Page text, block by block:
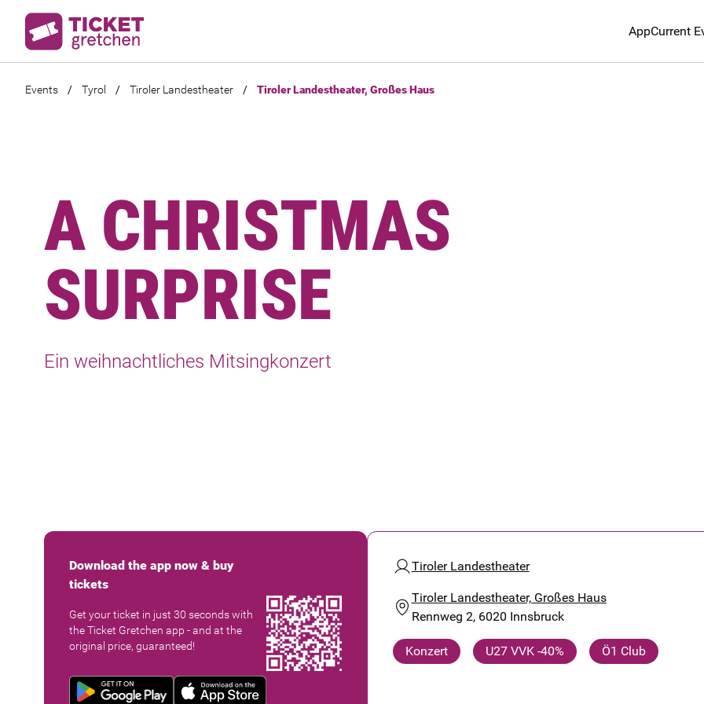
AppCurrent
Events / Tyrol / Tiroler Landestheater / Tiroler Landestheater, Großes Haus
A CHRISTMAS
SURPRISE
Ein weihnachtliches Mitsingkonzert
Download the app now & buy
tickets
Get your ticket in just 30 seconds with
the Ticket Gretchen app - and at the
original price, guaranteed!
Tiroler Landestheater
Tiroler Landestheater, Großes Haus
Rennweg 2, 6020 Innsbruck
Konzert U27 VVK -40% Ö1 Club